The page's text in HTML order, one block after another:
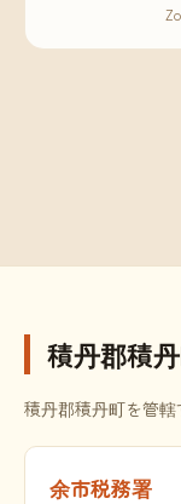
積丹郡積
積丹郡積丹町を管轄
余市税務署